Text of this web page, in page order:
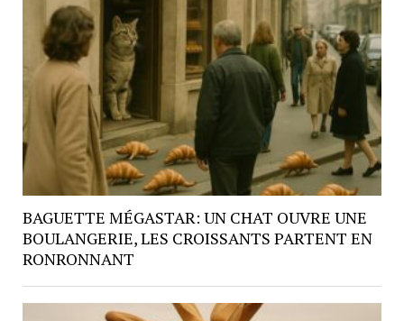
BAGUETTE MÉGASTAR: UN CHAT OUVRE UNE
BOULANGERIE, LES CROISSANTS PARTENT EN
RONRONNANT